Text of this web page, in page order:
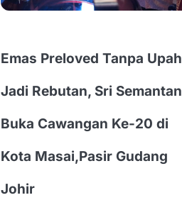
Emas Preloved Tanpa Upah
Jadi Rebutan, Sri Semantan
Buka Cawangan Ke-20 di
Kota Masai,Pasir Gudang
Johir